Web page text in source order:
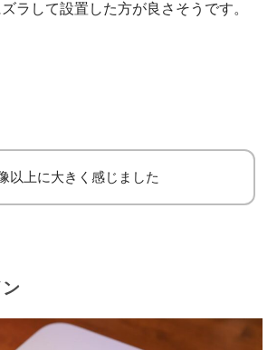
ラして設置した方が良さそうです。
以上に大きく感じました